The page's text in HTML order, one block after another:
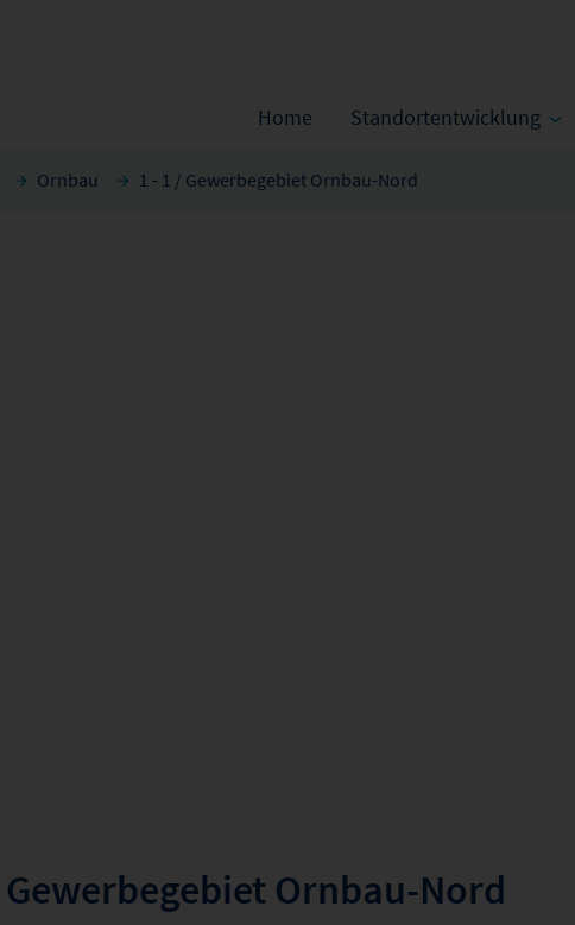
Home Standortentwicklung
Ornbau 1 - 1 / Gewerbegebiet Ornbau-Nord
Ornbau-Nord